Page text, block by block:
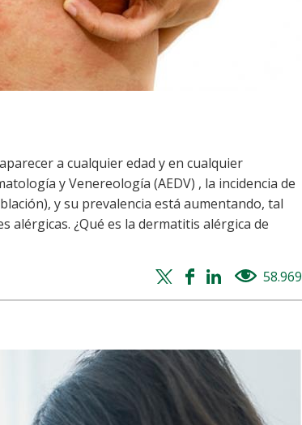
a cualquier edad y en cualquier
y Venereología (AEDV) , la incidencia de
y su prevalencia está aumentando, tal
alérgicas. ¿Qué es la dermatitis alérgica de
Twitter
share
Facebook
share
Whatsapp
share
Linkedin
share
58.969